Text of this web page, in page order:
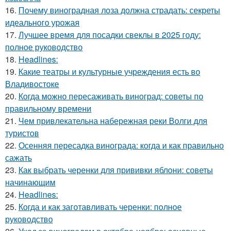
16. Почему виноградная лоза должна страдать: секреты
идеального урожая
17. Лучшее время для посадки свеклы в 2025 году:
полное руководство
18. Headlines:
19. Какие театры и культурные учреждения есть во
Владивостоке
20. Когда можно пересаживать виноград: советы по
правильному времени
21. Чем привлекательна набережная реки Волги для
туристов
22. Осенняя пересадка винограда: когда и как правильно
сажать
23. Как выбрать черенки для прививки яблони: советы
начинающим
24. Headlines:
25. Когда и как заготавливать черенки: полное
руководство